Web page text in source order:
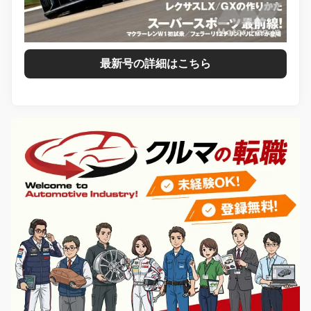
最新号の詳細はこちら